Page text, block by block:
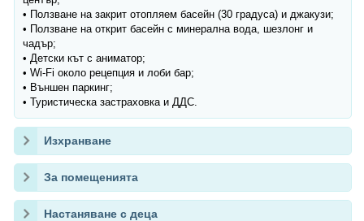
• Ползване на закрит отопляем басейн (30 градуса) и джакузи;
• Ползване на открит басейн с минерална вода, шезлонг и
чадър;
• Детски кът с аниматор;
• Wi-Fi около рецепция и лоби бар;
• Външен паркинг;
• Туристическа застраховка и ДДС.
Изхранване
За помещенията
Настаняване с деца